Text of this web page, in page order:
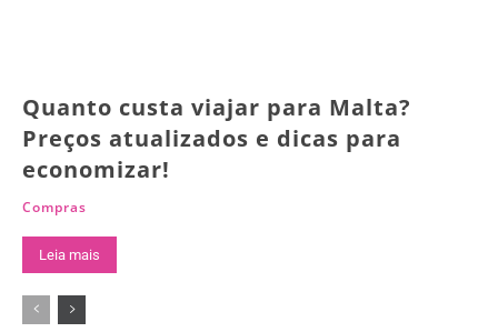
Quanto custa viajar para Malta?
Preços atualizados e dicas para
economizar!
Compras
Leia mais